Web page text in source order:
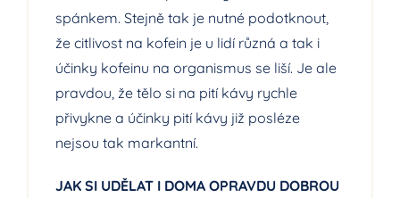
spánkem. Stejně tak je nutné podotknout,
že citlivost na kofein je u lidí různá a tak i
účinky kofeinu na organismus se liší. Je ale
pravdou, že tělo si na pití kávy rychle
přivykne a účinky pití kávy již posléze
nejsou tak markantní.
JAK SI UDĚLAT I DOMA OPRAVDU DOBROU